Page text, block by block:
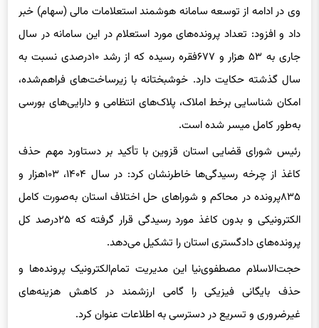
داد و افزود: تعداد پرونده‌های مورد استعلام در این سامانه در سال
جاری به ۵۳ هزار و ۶۷۷فقره رسیده که از رشد ۱۰درصدی نسبت به
سال گذشته حکایت دارد. خوشبختانه با زیرساخت‌های فراهم‌شده،
امکان شناسایی برخط املاک، پلاک‌های انتظامی و دارایی‌های بورسی
به‌طور کامل میسر شده است.
رئیس شورای قضایی استان قزوین با تأکید بر دستاورد مهم حذف
کاغذ از چرخه رسیدگی‌ها خاطرنشان کرد: در سال ۱۴۰۴، ۱۰۳هزار و
۸۳۵پرونده در محاکم و شوراهای حل اختلاف استان به‌صورت کامل
الکترونیکی و بدون کاغذ مورد رسیدگی قرار گرفته که ۲۵درصد کل
پرونده‌های دادگستری استان را تشکیل می‌دهد.
حجت‌الاسلام مصطفوی‌نیا این مدیریت تمام‌الکترونیک پرونده‌ها و
حذف بایگانی فیزیکی را گامی ارزشمند در کاهش هزینه‌های
غیرضروری و تسریع در دسترسی به اطلاعات عنوان کرد.
رئیس کل دادگستری استان قزوین در پایان با تأکید بر پیشرفت